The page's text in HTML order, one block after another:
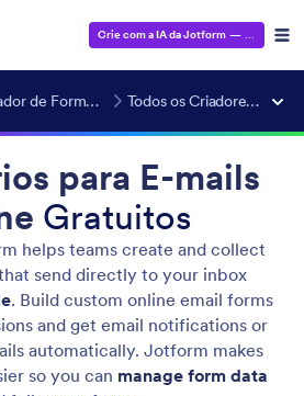
Crie com a IA da Jotform — É grátis!
Criador de Formulários com IA Todos os Criadores de Formulários
para E-mails
Gratuitos
helps teams create and collect
send directly to your inbox
. Build custom online email forms
and get email notifications or
automatically. Jotform makes
so you can manage form data